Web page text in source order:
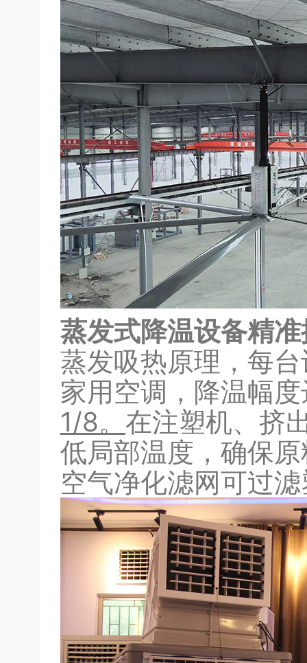
蒸发式降温设备精
蒸发吸热原理，每
家用空调，降温幅
1/8。 在注塑机、挤
低局部温度，确保
空气净化滤网可过